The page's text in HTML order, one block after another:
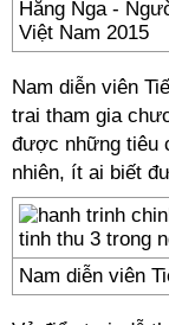
Hằng Nga -
Việt Nam 2015
Nam diễn viên
trai tham gia
được những tiêu
nhiên, ít ai biết
Nam diễn viên